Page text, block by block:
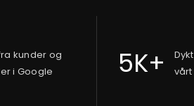
kunder og
i Google
5K+